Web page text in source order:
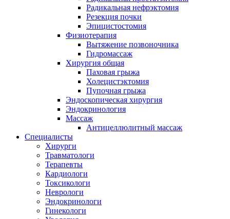
Радикальная нефрэктомия
Резекция почки
Эпицистостомия
Физиотерапия
Вытяжение позвоночника
Гидромассаж
Хирургия общая
Паховая грыжа
Холецистэктомия
Пупочная грыжа
Эндоскопическая хирургия
Эндокринология
Массаж
Антицеллюлитный массаж
Специалисты
Хирурги
Травматологи
Терапевты
Кардиологи
Токсикологи
Неврологи
Эндокринологи
Гинекологи